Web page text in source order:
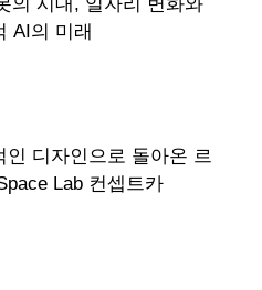
AI의 미래
인 디자인으로 돌아온 르
Lab 컨셉트카